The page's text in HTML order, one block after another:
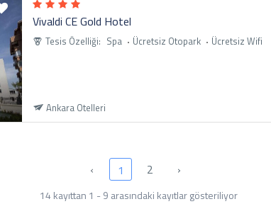
Vivaldi CE Gold Hotel
Tesis Özelliği: Spa Ücretsiz Otopark Ücretsiz Wifi
Ankara Otelleri
‹ 1 2 ›
14 kayıttan 1 - 9 arasındaki kayıtlar gösteriliyor